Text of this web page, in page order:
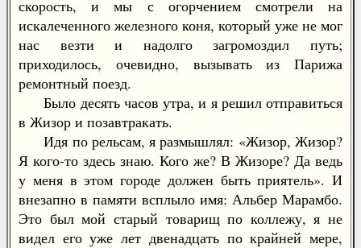
скорость, и мы с огорчением смотрели на
искалеченного железного коня, который уже не мог
нас везти и надолго загромоздил путь;
приходилось, очевидно, вызывать из Парижа
ремонтный поезд.
Было десять часов утра, и я решил отправиться
в Жизор и позавтракать.
Идя по рельсам, я размышлял: «Жизор, Жизор?
Я кого-то здесь знаю. Кого же? В Жизоре? Да ведь
у меня в этом городе должен быть приятель». И
внезапно в памяти всплыло имя: Альбер Марамбо.
Это был мой старый товарищ по коллежу, я не
видел его уже лет двенадцать по крайней мере,